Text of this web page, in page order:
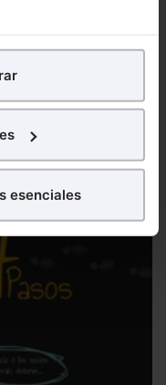
tu experienciaen
fines publicitarios,
contenidos de tu
imprescindibles.
cookies y
permitir en tu
utilizaremos
la navegación.
esenciales
cuenta una serie de